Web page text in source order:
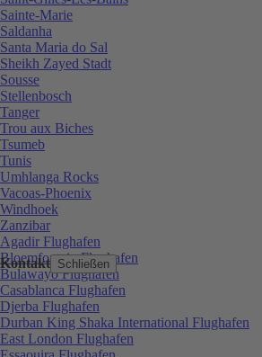
Kontakt Schließen
Sainte-Marie
Saldanha
Santa Maria do Sal
Sheikh Zayed Stadt
Sousse
Stellenbosch
Tanger
Trou aux Biches
Tsumeb
Tunis
Umhlanga Rocks
Vacoas-Phoenix
Windhoek
Zanzibar
Agadir Flughafen
Bloemfontein Flughafen
Bulawayo Flughafen
Casablanca Flughafen
Djerba Flughafen
Durban King Shaka International Flughafen
East London Flughafen